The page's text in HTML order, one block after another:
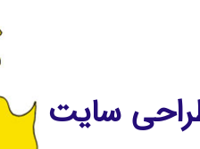
سایت